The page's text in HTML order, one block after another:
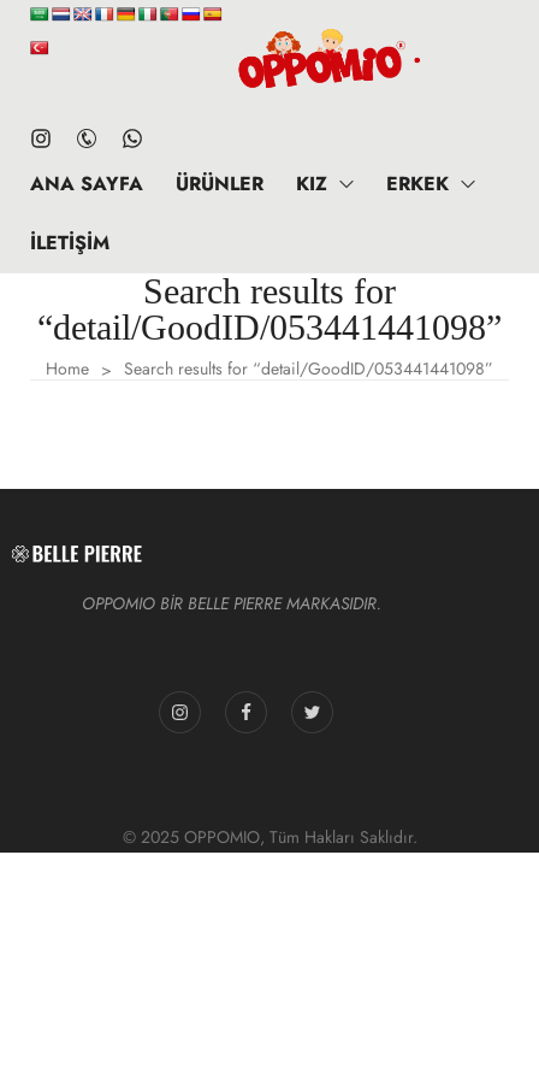
ANA SAYFA ÜRÜNLER KIZ ERKEK
İLETIŞIM
Search results for
“detail/GoodID/053441441098”
Home > Search results for “detail/GoodID/053441441098”
OPPOMIO BİR BELLE PIERRE MARKASIDIR.
© 2025 OPPOMIO, Tüm Hakları Saklıdır.